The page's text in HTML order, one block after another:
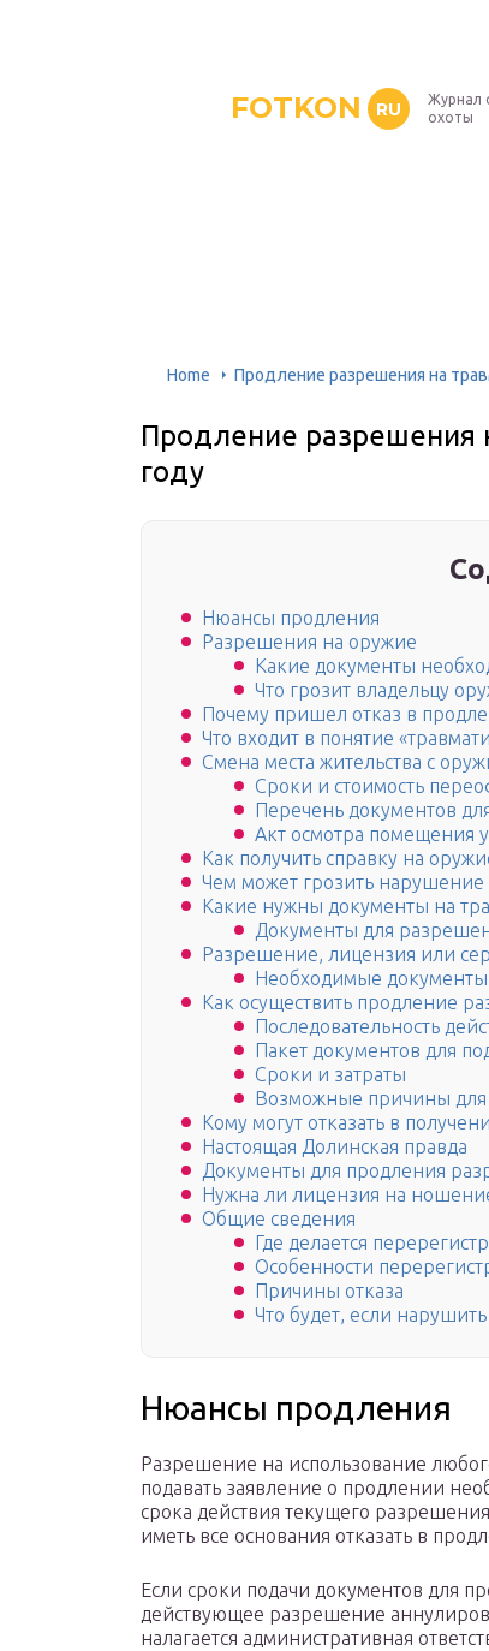
FOTKON RU
Журнал
охоты
Home Продление разрешения на
Продление разрешения
году
Нюансы продления
Разрешения на оружие
Какие документы
Что грозит владельцу
Почему пришел отказ в
Что входит в понятие
Смена места жительства с
Сроки и стоимость
Перечень документов
Акт осмотра помещения
Как получить справку на
Чем может грозить нарушение
Какие нужны документы на
Документы для
Разрешение, лицензия или
Необходимые
Как осуществить продление
Последовательность
Пакет документов для
Сроки и затраты
Возможные причины для
Кому могут отказать в
Настоящая Долинская правда
Документы для продления
Нужна ли лицензия на
Общие сведения
Где делается
Особенности
Причины отказа
Что будет, если
Нюансы продления
Разрешение на использование
подавать заявление о продлении
срока действия текущего
иметь все основания отказать в
Если сроки подачи документов для
действующее разрешение
налагается административная